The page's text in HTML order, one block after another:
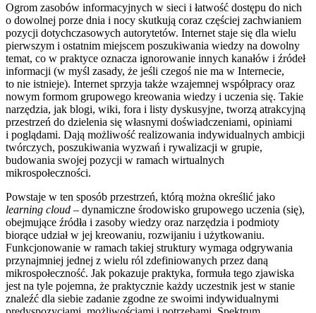
Ogrom zasobów informacyjnych w sieci i łatwość dostępu do nich
o dowolnej porze dnia i nocy skutkują coraz częściej zachwianiem
pozycji dotychczasowych autorytetów. Internet staje się dla wielu
pierwszym i ostatnim miejscem poszukiwania wiedzy na dowolny
temat, co w praktyce oznacza ignorowanie innych kanałów i źródeł
informacji (w myśl zasady, że jeśli czegoś nie ma w Internecie,
to nie istnieje). Internet sprzyja także wzajemnej współpracy oraz
nowym formom grupowego kreowania wiedzy i uczenia się. Takie
narzędzia, jak blogi, wiki, fora i listy dyskusyjne, tworzą atrakcyjną
przestrzeń do dzielenia się własnymi doświadczeniami, opiniami
i poglądami. Dają możliwość realizowania indywidualnych ambicji
twórczych, poszukiwania wyzwań i rywalizacji w grupie,
budowania swojej pozycji w ramach wirtualnych
mikrospołeczności.
Powstaje w ten sposób przestrzeń, którą można określić jako
learning cloud – dynamiczne środowisko grupowego uczenia (się),
obejmujące źródła i zasoby wiedzy oraz narzędzia i podmioty
biorące udział w jej kreowaniu, rozwijaniu i użytkowaniu.
Funkcjonowanie w ramach takiej struktury wymaga odgrywania
przynajmniej jednej z wielu ról zdefiniowanych przez daną
mikrospołeczność. Jak pokazuje praktyka, formuła tego zjawiska
jest na tyle pojemna, że praktycznie każdy uczestnik jest w stanie
znaleźć dla siebie zadanie zgodne ze swoimi indywidualnymi